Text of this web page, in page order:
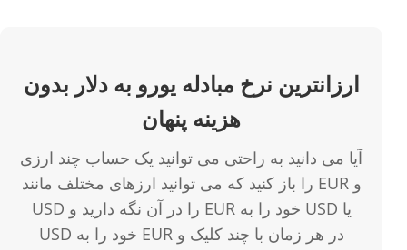
ارزانترین نرخ مبادله یورو به دلار بدون
هزینه پنهان
آیا می دانید به راحتی می توانید یک حساب چند ارزی
را باز کنید که می توانید ارزهای مختلف مانند EUR و
USD را در آن نگه دارید و EUR خود را به USD یا
USD خود را به EUR در هر زمان با چند کلیک و